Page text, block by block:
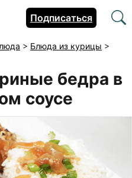
Подписаться
> Блюда из курицы >
бедра в
соусе